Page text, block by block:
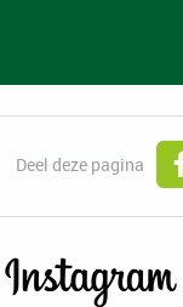
Deel deze pagina